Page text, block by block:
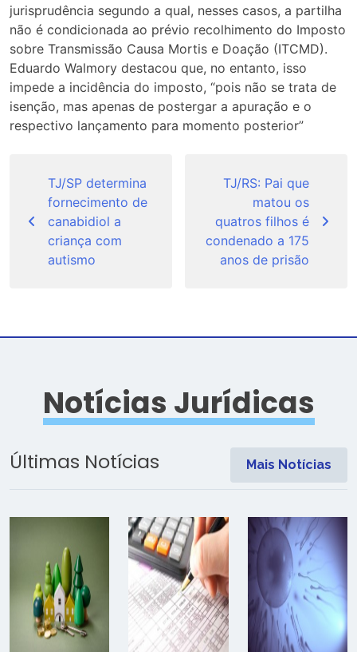
jurisprudência segundo a qual, nesses casos, a partilha
não é condicionada ao prévio recolhimento do Imposto
sobre Transmissão Causa Mortis e Doação (ITCMD).
Eduardo Walmory destacou que, no entanto, isso
impede a incidência do imposto, “pois não se trata de
isenção, mas apenas de postergar a apuração e o
respectivo lançamento para momento posterior”
Post
TJ/SP determina
fornecimento de
canabidiol a
criança com
autismo
TJ/RS: Pai que
matou os
quatros filhos é
condenado a 175
anos de prisão
Notícias Jurídicas
Últimas Notícias Mais Notícias